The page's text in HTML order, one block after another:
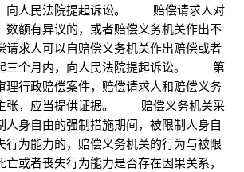
向人民法院提起诉讼。 赔偿请求人对
数额有异议的，或者赔偿义务机关作出不
请求人可以自赔偿义务机关作出赔偿或者
三个月内，向人民法院提起诉讼。 第
行政赔偿案件，赔偿请求人和赔偿义务
张，应当提供证据。 赔偿义务机关采
人身自由的强制措施期间，被限制人身自
行为能力的，赔偿义务机关的行为与被限
或者丧失行为能力是否存在因果关系，